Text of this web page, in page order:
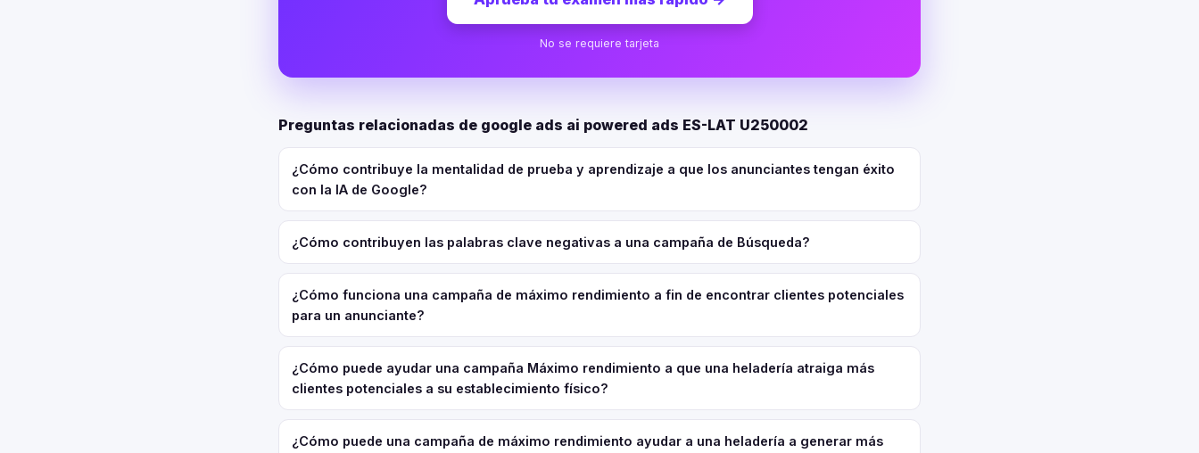
No se requiere tarjeta
Preguntas relacionadas de google ads ai powered ads ES-LAT U250002
¿Cómo contribuye la mentalidad de prueba y aprendizaje a que los anunciantes tengan éxito
con la IA de Google?
¿Cómo contribuyen las palabras clave negativas a una campaña de Búsqueda?
¿Cómo funciona una campaña de máximo rendimiento a fin de encontrar clientes potenciales
para un anunciante?
¿Cómo puede ayudar una campaña Máximo rendimiento a que una heladería atraiga más
clientes potenciales a su establecimiento físico?
¿Cómo puede una campaña de máximo rendimiento ayudar a una heladería a generar más